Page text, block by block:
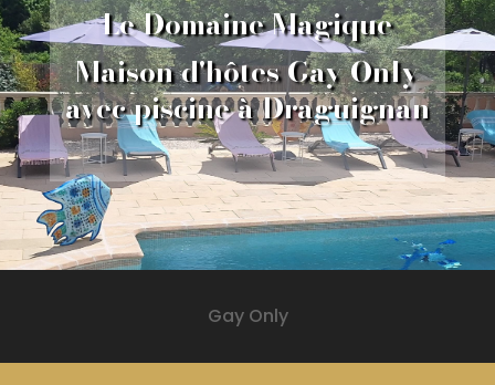
Le Domaine Magique
Maison d'hôtes Gay Only
avec piscine à Draguignan
Gay Only